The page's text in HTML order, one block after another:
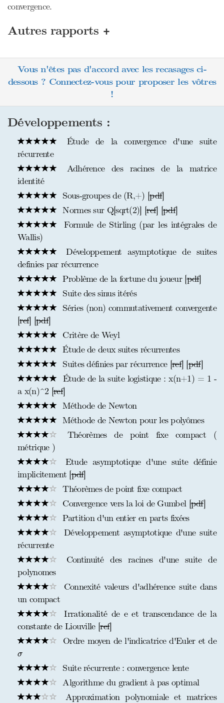
convergence.
Autres rapports +
Vous n'êtes pas d'accord avec les recasages ci-
dessous ? Connectez-vous pour proposer les vôtres
!
Développements :
Étude de la convergence d'une suite
récurrente
Adhérence des racines de la matrice
identité
Sous-groupes de (R,+) [pdf]
Normes sur Q[sqrt(2)] [ref] [pdf]
Formule de Stirling (par les intégrales de
Wallis)
Développement asymptotique de suites
definies par récurrence
Problème de la fortune du joueur [pdf]
Suite des sinus itérés
Séries (non) commutativement convergente
[ref] [pdf]
Critère de Weyl
Étude de deux suites récurrentes
Suites définies par récurrence [ref] [pdf]
Étude de la suite logistique : x(n+1) = 1 -
a x(n)^2 [ref]
Méthode de Newton
Méthode de Newton pour les polyômes
Théorèmes de point fixe compact (
métrique )
Etude asymptotique d'une suite définie
implicitement [pdf]
Théorèmes de point fixe compact
Convergence vers la loi de Gumbel [pdf]
Partition d'un entier en parts fixées
Développement asymptotique d'une suite
récurrente
Continuité des racines d'une suite de
polynomes
Connexité valeurs d'adhérence suite dans
un compact
Irrationalité de e et transcendance de la
constante de Liouville [ref]
Ordre moyen de l'indicatrice d'Euler et de
σ
σ
Suite récurrente : convergence lente
Algorithme du gradient à pas optimal
Approximation polynomiale et matrices